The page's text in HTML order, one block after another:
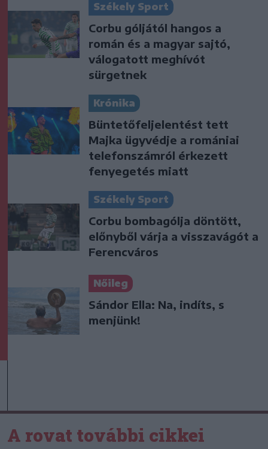
Székely Sport
Corbu góljától hangos a
román és a magyar sajtó,
válogatott meghívót
sürgetnek
Krónika
Büntetőfeljelentést tett
Majka ügyvédje a romániai
telefonszámról érkezett
fenyegetés miatt
Székely Sport
Corbu bombagólja döntött,
előnyből várja a visszavágót a
Ferencváros
Nőileg
Sándor Ella: Na, indíts, s
menjünk!
A rovat további cikkei